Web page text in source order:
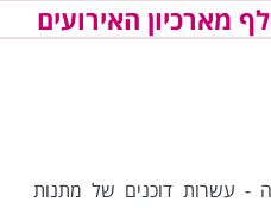
מארכיון האירועים
- עשרות דוכנים של מתנות